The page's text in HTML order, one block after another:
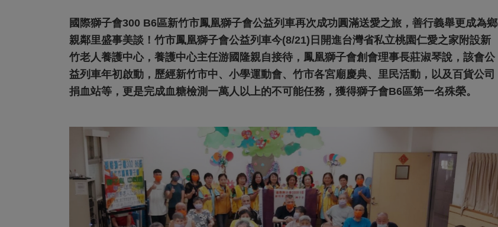
國際獅子會300 B6區新竹市鳳凰獅子會公益列車再次成功圓滿送愛之旅，善行義舉更成為鄉
親鄰里盛事美談！竹市鳳凰獅子會公益列車今(8/21)日開進台灣省私立桃園仁愛之家附設新
竹老人養護中心，養護中心主任游國隆親自接待，鳳凰獅子會創會理事長莊淑琴說，該會公
益列車年初啟動，歷經新竹市中、小學運動會、竹市各宮廟慶典、里民活動，以及百貨公司
捐血站等，更是完成血糖檢測一萬人以上的不可能任務，獲得獅子會B6區第一名殊榮。